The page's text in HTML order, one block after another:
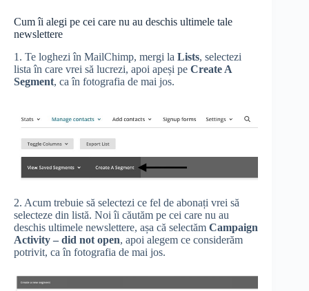
Cum îi alegi pe cei care nu au deschis ultimele tale
newslettere
1. Te loghezi în MailChimp, mergi la Lists, selectezi
lista în care vrei să lucrezi, apoi apeși pe Create A
Segment, ca în fotografia de mai jos.
2. Acum trebuie să selectezi ce fel de abonați vrei să
selecteze din listă. Noi îi căutăm pe cei care nu au
deschis ultimele newslettere, așa că selectăm Campaign
Activity – did not open, apoi alegem ce considerăm
potrivit, ca în fotografia de mai jos.